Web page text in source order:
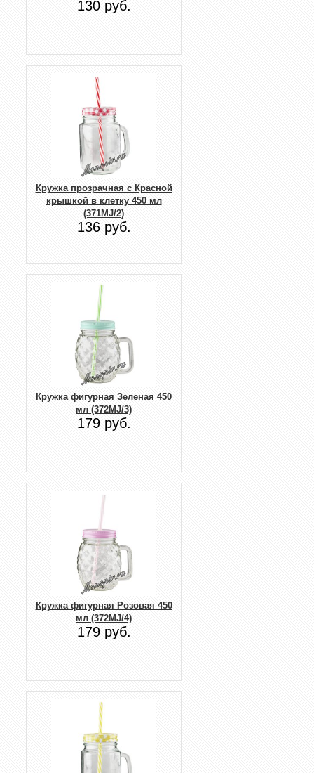
130 руб.
Кружка прозрачная с Красной
крышкой в клетку 450 мл
(371MJ/2)
136 руб.
Кружка фигурная Зеленая 450
мл (372MJ/3)
179 руб.
Кружка фигурная Розовая 450
мл (372MJ/4)
179 руб.